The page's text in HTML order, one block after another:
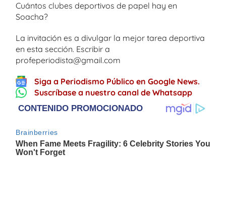
Cuántos clubes deportivos de papel hay en
Soacha?
La invitación es a divulgar la mejor tarea deportiva
en esta sección. Escribir a
profeperiodista@gmail.com
Siga a Periodismo Público en Google News.
Suscríbase a nuestro canal de Whatsapp